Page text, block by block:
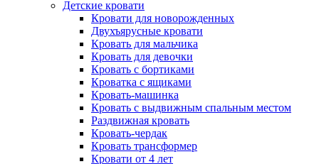
Детские кровати
Кровати для новорожденных
Двухъярусные кровати
Кровать для мальчика
Кровать для девочки
Кровать с бортиками
Кроватка с ящиками
Кровать-машинка
Кровать с выдвижным спальным местом
Раздвижная кровать
Кровать-чердак
Кровать трансформер
Кровати от 4 лет